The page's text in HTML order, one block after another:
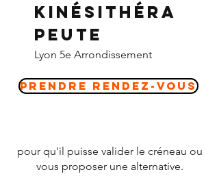
Kinésithéra
peute
Lyon 5e Arrondissement
Prendre Rendez-vous
pour qu'il puisse valider le créneau ou
vous proposer une alternative.